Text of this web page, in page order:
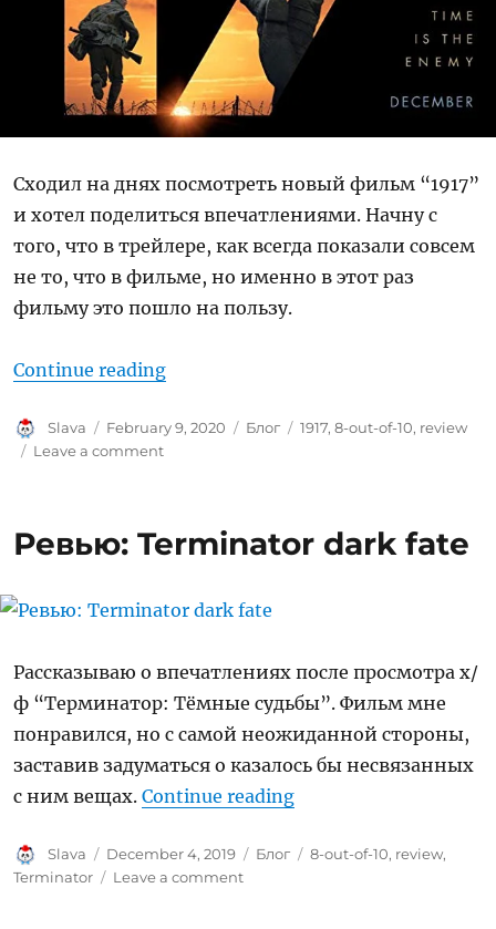
Сходил на днях посмотреть новый фильм “1917”
и хотел поделиться впечатлениями. Начну с
того, что в трейлере, как всегда показали совсем
не то, что в фильме, но именно в этот раз
фильму это пошло на пользу.
Continue reading“Ревью: 1917”
Author
Slava
Posted
on
February 9, 2020 Categories
Блог Tags
1917,8-out-of-10, review
Leave a commenton
Ревью: Terminator dark fate
Рассказываю о впечатлениях после просмотра x/
ф “Терминатор: Тёмные судьбы”. Фильм мне
понравился, но с самой неожиданной стороны,
заставив задуматься о казалось бы несвязанных
c ним вещах.Continue reading“Ревью: Terminator
Author
Slava
Posted
on
December 4, 2019 Categories
Блог Tags
8-out-of-10, review,
Terminator
Leave a commenton